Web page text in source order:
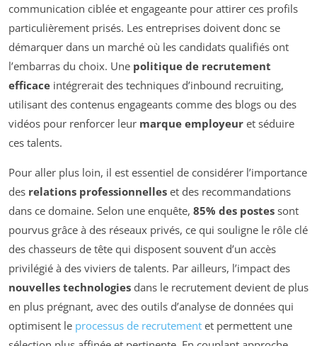
communication ciblée et engageante pour attirer ces profils
particulièrement prisés. Les entreprises doivent donc se
démarquer dans un marché où les candidats qualifiés ont
l’embarras du choix. Une politique de recrutement
efficace intégrerait des techniques d’inbound recruiting,
utilisant des contenus engageants comme des blogs ou des
vidéos pour renforcer leur marque employeur et séduire
ces talents.
Pour aller plus loin, il est essentiel de considérer l’importance
des relations professionnelles et des recommandations
dans ce domaine. Selon une enquête, 85% des postes sont
pourvus grâce à des réseaux privés, ce qui souligne le rôle clé
des chasseurs de tête qui disposent souvent d’un accès
privilégié à des viviers de talents. Par ailleurs, l’impact des
nouvelles technologies dans le recrutement devient de plus
en plus prégnant, avec des outils d’analyse de données qui
optimisent le processus de recrutement et permettent une